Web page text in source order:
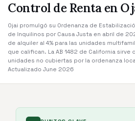
Control de Renta en
Ojai promulgó su Ordenanza de
de Inquilinos por Causa Justa en abril de
de alquiler al 4% para las unidades
que califican. La AB 1482 de California sirve
unidades no cubiertas por la ordenanza
Actualizado June 2026